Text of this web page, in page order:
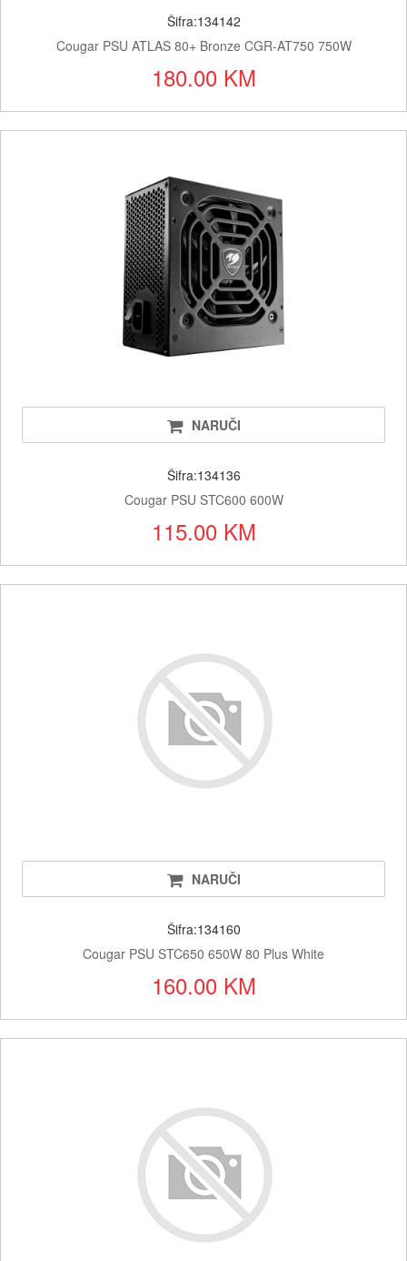
Šifra:134142
Cougar PSU ATLAS 80+ Bronze CGR-AT750 750W
180.00 KM
NARUČI
Šifra:134136
Cougar PSU STC600 600W
115.00 KM
NARUČI
Šifra:134160
Cougar PSU STC650 650W 80 Plus White
160.00 KM